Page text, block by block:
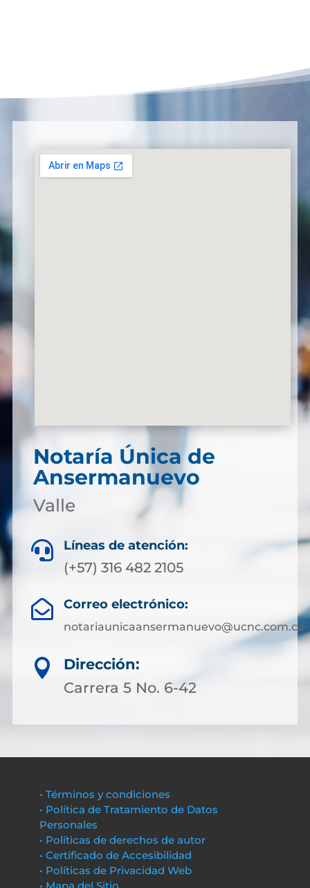
Notaría Única de
Ansermanuevo
Valle
 Líneas de atención:
(+57) 316 482 2105
 Correo electrónico:
notariaunicaansermanuevo@ucnc.com.co

Dirección:
Carrera 5 No. 6-42
• Términos y condiciones
• Política de Tratamiento de Datos
Personales
• Políticas de derechos de autor
• Certificado de Accesibilidad
• Políticas de Privacidad Web